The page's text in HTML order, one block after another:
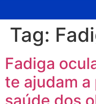
Tag:
Fadiga
te ajudam a